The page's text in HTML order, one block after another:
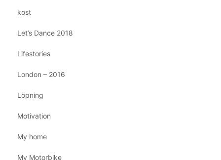
kost
Let’s Dance 2018
Lifestories
London – 2016
Löpning
Motivation
My home
My Motorbike